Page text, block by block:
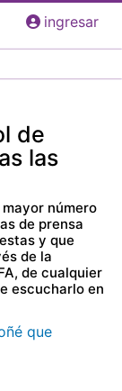
ingresar
de
las
número
de prensa
y que
de la
de cualquier
escucharlo en
que